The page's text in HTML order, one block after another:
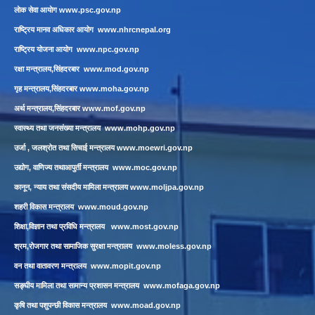
लाेक सेवा आयाेगwww.psc.gov.np
राष्ट्रिय मानव अधिकार आयोग www.nhrcnepal.org
राष्ट्रिय योजना आयोग www.npc.gov.np
रक्षा मन्त्रालय,सिंहदरबार www.mod.gov.np
गृह मन्त्रालय,सिंहदरबारwww.moha.gov.np
अर्थ मन्त्रालय,सिंहदरबारwww.mof.gov.np
स्वास्थ्य तथा जनसंख्या मन्त्रालयwww.mohp.gov.np
उर्जा , जलश्रोत तथा सिचाई मन्त्रालयwww.moewri.gov.np
उद्योग, वाणिज्य तथाआपुर्ती मन्त्रालय www.moc.gov.np
कानून, न्याय तथा संसदीय मामिला मन्त्रालयwww.moljpa.gov.np
शहरी विकास मन्त्रालयwww.moud.gov.np
शिक्षा,विज्ञान तथा प्रविधि मन्त्रालय www.most.gov.np
श्रम,रोजगार तथा सामाजिक सुरक्षा मन्त्रालय www.moless.gov.np
वन तथा वातावरण मन्त्रालय www.mopit.gov.np
सङ्घीय मामिला तथा सामान्य प्रशासन मन्त्रालय www.mofaga.gov.np
कृषि तथा पशुपन्छी विकास मन्त्रालय www.moad.gov.np